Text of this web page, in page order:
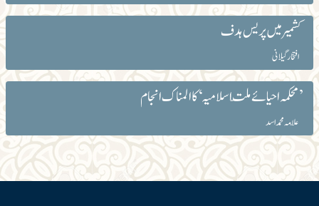
کشمیر میں پریس ہدف
افتخار گیلانی
’محکمہ احیائے ملّت اسلامیہ‘ کا المناک انجام
علّامہ محمد اسد